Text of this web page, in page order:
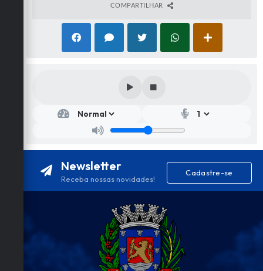
COMPARTILHAR
Newsletter
Receba nossas novidades!
Cadastre-se